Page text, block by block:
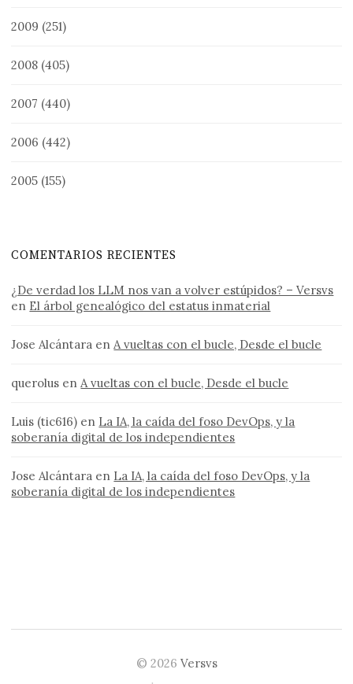
2009 (251)
2008 (405)
2007 (440)
2006 (442)
2005 (155)
COMENTARIOS RECIENTES
¿De verdad los LLM nos van a volver estúpidos? – Versvs
en El árbol genealógico del estatus inmaterial
Jose Alcántara enA vueltas con el bucle, Desde el bucle
querolus enA vueltas con el bucle, Desde el bucle
Luis (tic616) en La IA, la caída del foso DevOps, y la
soberanía digital de los independientes
Jose Alcántara en La IA, la caída del foso DevOps, y la
soberanía digital de los independientes
© 2026 Versvs